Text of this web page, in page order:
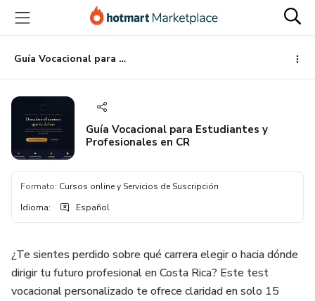
principal
página
de
página
Guía Vocacional para Estudiantes y Profesionales en CR
Guía Vocacional para Estudiantes y
Profesionales en CR
Formato: Cursos online y Servicios de Suscripción
Idioma: Español
¿Te sientes perdido sobre qué carrera elegir o hacia dónde
dirigir tu futuro profesional en Costa Rica? Este test
vocacional personalizado te ofrece claridad en solo 15